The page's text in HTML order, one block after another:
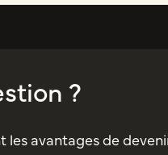
?
les avantages de